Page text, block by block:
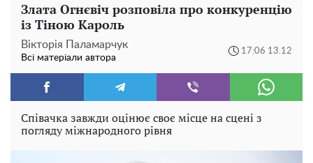
Злата Огнєвіч розповіла про конкуренцію
із Тіною Кароль
Вікторія Паламарчук
Всі матеріали автора
17:06 13.12
Співачка завжди оцінює своє місце на сцені з
погляду міжнародного рівня